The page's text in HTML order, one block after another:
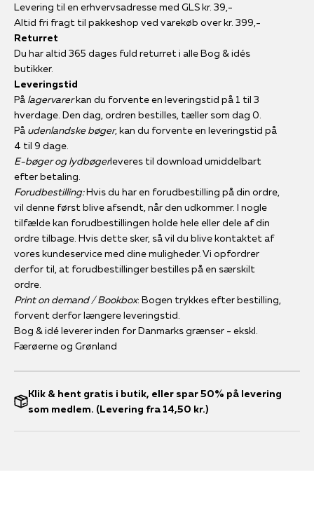
Levering til en erhvervsadresse med GLS kr. 39,-
Altid fri fragt til pakkeshop ved varekøb over kr. 399,-
Returret
Du har altid 365 dages fuld returret i alle Bog & idés
butikker.
Leveringstid
På lagervarerkan du forvente en leveringstid på 1 til 3
hverdage. Den dag, ordren bestilles, tæller som dag 0.
På udenlandske bøger, kan du forvente en leveringstid på
4 til 9 dage.
E-bøger og lydbøgerleveres til download umiddelbart
efter betaling.
Forudbestilling:Hvis du har en forudbestilling på din ordre,
vil denne først blive afsendt, når den udkommer. I nogle
tilfælde kan forudbestillingen holde hele eller dele af din
ordre tilbage. Hvis dette sker, så vil du blive kontaktet af
vores kundeservice med dine muligheder. Vi opfordrer
derfor til, at forudbestillinger bestilles på en særskilt
ordre.
Print on demand / Bookbox: Bogen trykkes efter bestilling,
forvent derfor længere leveringstid.
Bog & idé leverer inden for Danmarks grænser - ekskl.
Færøerne og Grønland
Klik & hent gratis i butik, eller spar 50% på levering
som medlem. (Levering fra 14,50 kr.)